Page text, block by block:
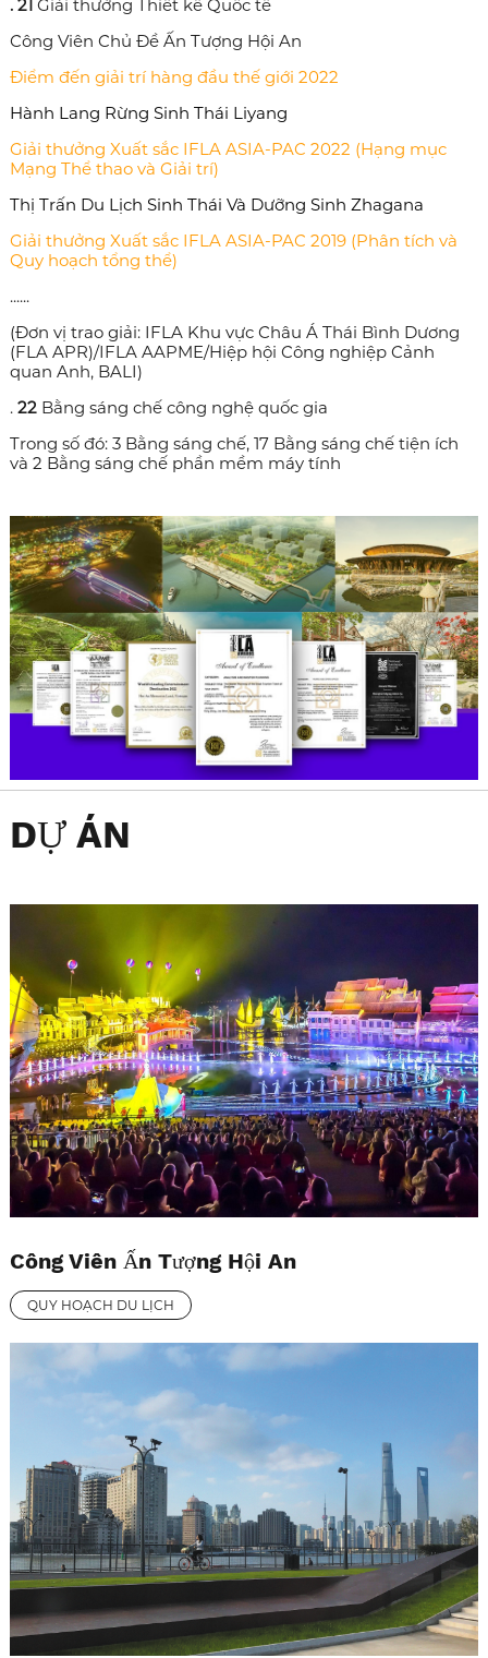
. 21 Giải thưởng Thiết kế Quốc tế
Công Viên Chủ Đề Ấn Tượng Hội An
Điểm đến giải trí hàng đầu thế giới 2022
Hành Lang Rừng Sinh Thái Liyang
Giải thưởng Xuất sắc IFLA ASIA-PAC 2022 (Hạng mục
Mạng Thể thao và Giải trí)
Thị Trấn Du Lịch Sinh Thái Và Dưỡng Sinh Zhagana
Giải thưởng Xuất sắc IFLA ASIA-PAC 2019 (Phân tích và
Quy hoạch tổng thể)
......
(Đơn vị trao giải: IFLA Khu vực Châu Á Thái Bình Dương
(FLA APR)/IFLA AAPME/Hiệp hội Công nghiệp Cảnh
quan Anh, BALI)
. 22Bằng sáng chế công nghệ quốc gia
Trong số đó: 3 Bằng sáng chế, 17 Bằng sáng chế tiện ích
và 2 Bằng sáng chế phần mềm máy tính
DỰ ÁN
Công Viên Ấn Tượng Hội An
QUY HOẠCH DU LỊCH